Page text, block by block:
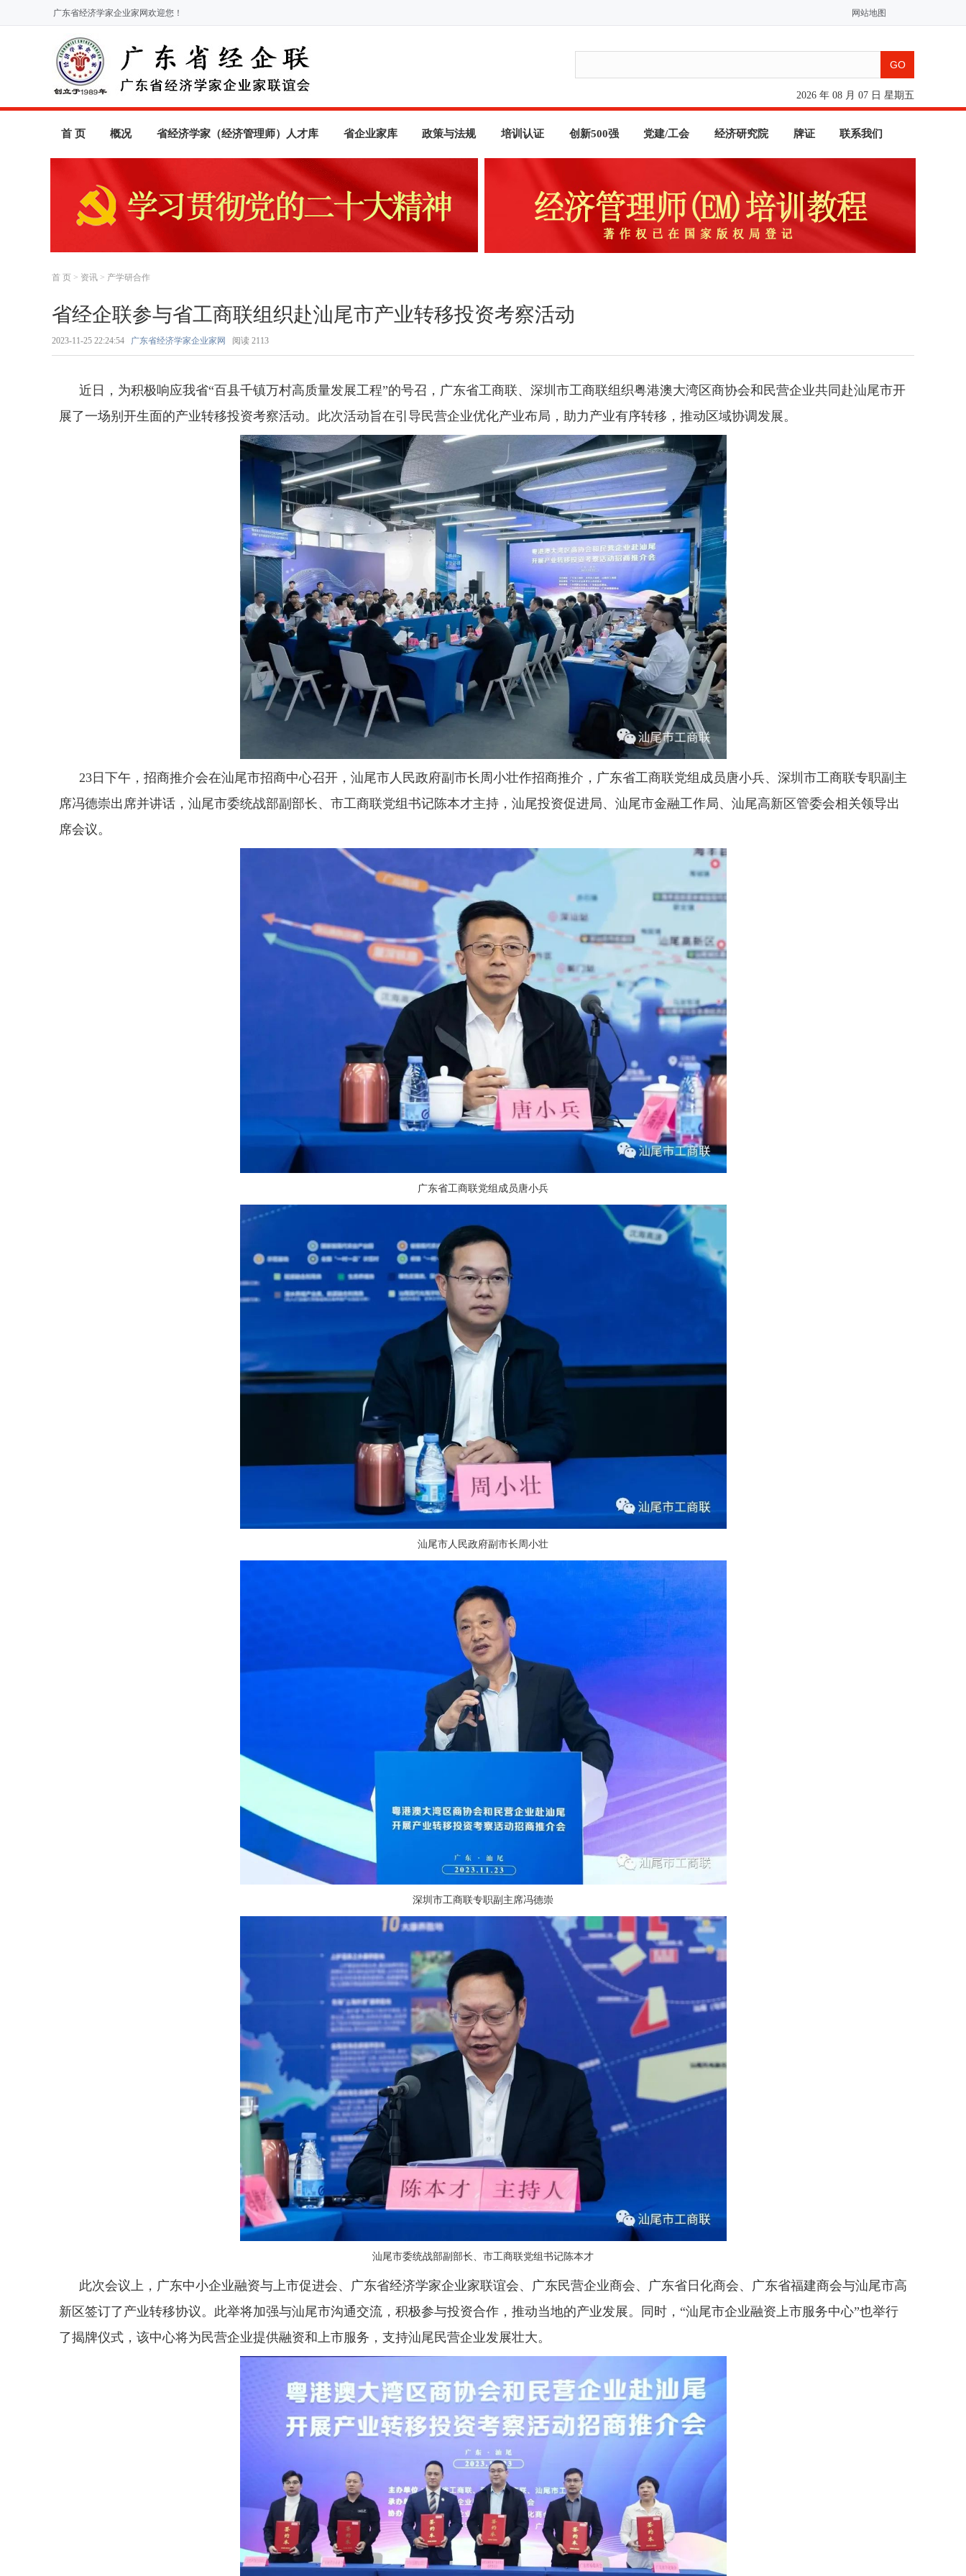
广东省经济学家企业家网欢迎您！ 网站地图
2026 年 08 月 07 日 星期五
首 页 概况 省经济学家（经济管理师）人才库 省企业家库 政策与法规 培训认证 创新500强 党建/工会 经济研究院 牌证 联系我们
首 页 > 资讯 > 产学研合作
省经企联参与省工商联组织赴汕尾市产业转移投资考察活动
2023-11-25 22:24:54 广东省经济学家企业家网 阅读 2113
近日，为积极响应我省“百县千镇万村高质量发展工程”的号召，广东省工商联、深圳市工商联组织粤港澳大湾区商协会和民营企业共同赴汕尾市开
展了一场别开生面的产业转移投资考察活动。此次活动旨在引导民营企业优化产业布局，助力产业有序转移，推动区域协调发展。
23日下午，招商推介会在汕尾市招商中心召开，汕尾市人民政府副市长周小壮作招商推介，广东省工商联党组成员唐小兵、深圳市工商联专职副主
席冯德崇出席并讲话，汕尾市委统战部副部长、市工商联党组书记陈本才主持，汕尾投资促进局、汕尾市金融工作局、汕尾高新区管委会相关领导出
席会议。
广东省工商联党组成员唐小兵
汕尾市人民政府副市长周小壮
深圳市工商联专职副主席冯德崇
汕尾市委统战部副部长、市工商联党组书记陈本才
此次会议上，广东中小企业融资与上市促进会、广东省经济学家企业家联谊会、广东民营企业商会、广东省日化商会、广东省福建商会与汕尾市高
新区签订了产业转移协议。此举将加强与汕尾市沟通交流，积极参与投资合作，推动当地的产业发展。同时，“汕尾市企业融资上市服务中心”也举行
了揭牌仪式，该中心将为民营企业提供融资和上市服务，支持汕尾民营企业发展壮大。